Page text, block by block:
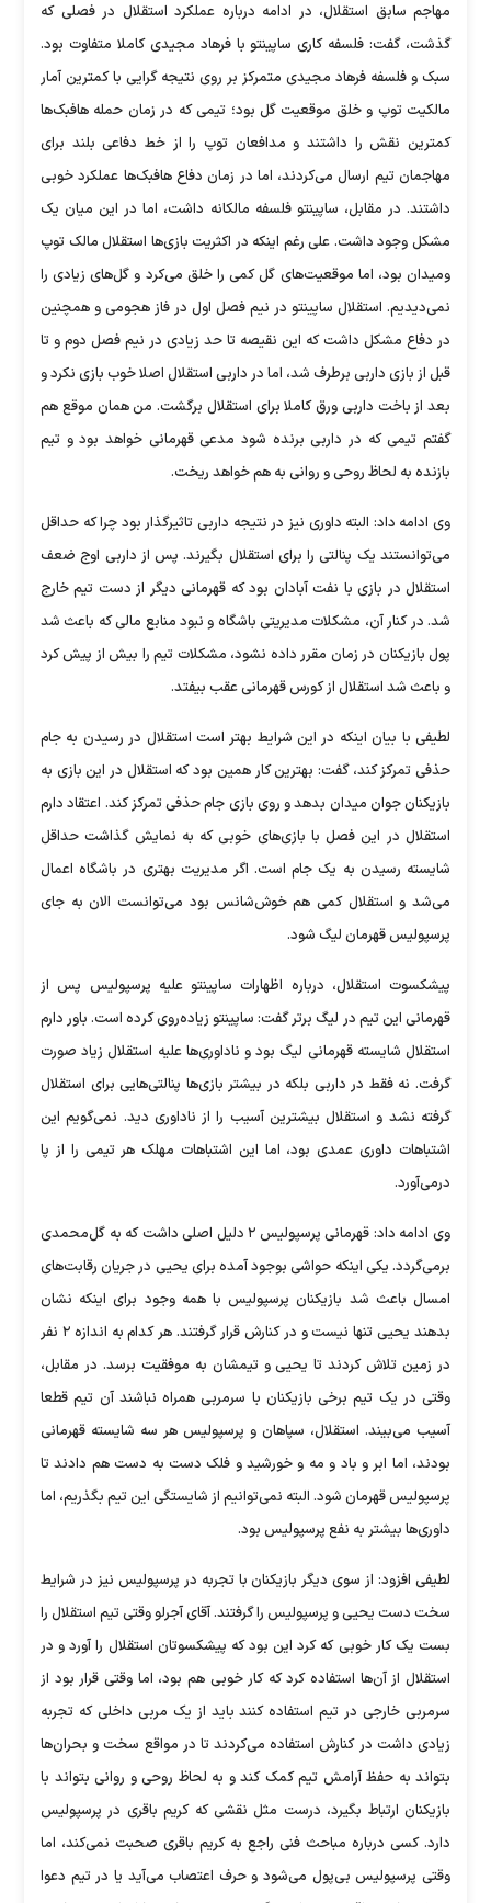
مهاجم سابق استقلال، در ادامه درباره عملکرد استقلال در فصلی که
گذشت، گفت: فلسفه کاری ساپینتو با فرهاد مجیدی کاملا متفاوت بود.
سبک و فلسفه فرهاد مجیدی متمرکز بر روی نتیجه گرایی با کمترین آمار
مالکیت توپ و خلق موقعیت گل بود؛ تیمی که در زمان حمله هافبک‌ها
کمترین نقش را داشتند و مدافعان توپ را از خط دفاعی بلند برای
مهاجمان تیم ارسال می‌کردند، اما در زمان دفاع هافبک‌ها عملکرد خوبی
داشتند. در مقابل، ساپینتو فلسفه مالکانه داشت، اما در این میان یک
مشکل وجود داشت. علی رغم اینکه در اکثریت بازی‌ها استقلال مالک توپ
ومیدان بود، اما موقعیت‌های گل کمی را خلق می‌کرد و گل‌های زیادی را
نمی‌دیدیم. استقلال ساپینتو در نیم فصل اول در فاز هجومی و همچنین
در دفاع مشکل داشت که این نقیصه تا حد زیادی در نیم فصل دوم و تا
قبل از بازی داربی برطرف شد، اما در داربی استقلال اصلا خوب بازی نکرد و
بعد از باخت داربی ورق کاملا برای استقلال برگشت. من همان موقع هم
گفتم تیمی که در داربی برنده شود مدعی قهرمانی خواهد بود و تیم
بازنده به لحاظ روحی و روانی به هم خواهد ریخت.
وی ادامه داد: البته داوری نیز در نتیجه داربی تاثیرگذار بود چرا که حداقل
می‌توانستند یک پنالتی را برای استقلال بگیرند. پس از داربی اوج ضعف
استقلال در بازی با نفت آبادان بود که قهرمانی دیگر از دست تیم خارج
شد. در کنار آن، مشکلات مدیریتی باشگاه و نبود منابع مالی که باعث شد
پول بازیکنان در زمان مقرر داده نشود، مشکلات تیم را بیش از پیش کرد
و باعث شد استقلال از کورس قهرمانی عقب بیفتد.
لطیفی با بیان اینکه در این شرایط بهتر است استقلال در رسیدن به جام
حذفی تمرکز کند، گفت: بهترین کار همین بود که استقلال در این بازی به
بازیکنان جوان میدان بدهد و روی بازی جام حذفی تمرکز کند. اعتقاد دارم
استقلال در این فصل با بازی‌های خوبی که به نمایش گذاشت حداقل
شایسته رسیدن به یک جام است. اگر مدیریت بهتری در باشگاه اعمال
می‌شد و استقلال کمی هم خوش‌شانس بود می‌توانست الان به جای
پرسپولیس قهرمان لیگ شود.
پیشکسوت استقلال، درباره اظهارات ساپینتو علیه پرسپولیس پس از
قهرمانی این تیم در لیگ برتر گفت: ساپینتو زیاده‌روی کرده است. باور دارم
استقلال شایسته قهرمانی لیگ بود و ناداوری‌ها علیه استقلال زیاد صورت
گرفت. نه فقط در داربی بلکه در بیشتر بازی‌ها پنالتی‌هایی برای استقلال
گرفته نشد و استقلال بیشترین آسیب را از ناداوری دید. نمی‌گویم این
اشتباهات داوری عمدی بود، اما این اشتباهات مهلک هر تیمی را از پا
درمی‌آورد.
وی ادامه داد: قهرمانی پرسپولیس ۲ دلیل اصلی داشت که به گل‌محمدی
برمی‌گردد. یکی اینکه حواشی بوجود آمده برای یحیی در جریان رقابت‌های
امسال باعث شد بازیکنان پرسپولیس با همه وجود برای اینکه نشان
بدهند یحیی تنها نیست و در کنارش قرار گرفتند. هر کدام به اندازه ۲ نفر
در زمین تلاش کردند تا یحیی و تیمشان به موفقیت برسد. در مقابل،
وقتی در یک تیم برخی بازیکنان با سرمربی همراه نباشند آن تیم قطعا
آسیب می‌بیند. استقلال، سپاهان و پرسپولیس هر سه شایسته قهرمانی
بودند، اما ابر و باد و مه و خورشید و فلک دست به دست هم دادند تا
پرسپولیس قهرمان شود. البته نمی‌توانیم از شایستگی این تیم بگذریم، اما
داوری‌ها بیشتر به نفع پرسپولیس بود.
لطیفی افزود: از سوی دیگر بازیکنان با تجربه در پرسپولیس نیز در شرایط
سخت دست یحیی و پرسپولیس را گرفتند. آقای آجرلو وقتی تیم استقلال را
بست یک کار خوبی که کرد این بود که پیشکسوتان استقلال را آورد و در
استقلال از آن‌ها استفاده کرد که کار خوبی هم بود، اما وقتی قرار بود از
سرمربی خارجی در تیم استفاده کنند باید از یک مربی داخلی که تجربه
زیادی داشت در کنارش استفاده می‌کردند تا در مواقع سخت و بحران‌ها
بتواند به حفظ آرامش تیم کمک کند و به لحاظ روحی و روانی بتواند با
بازیکنان ارتباط بگیرد، درست مثل نقشی که کریم باقری در پرسپولیس
دارد. کسی درباره مباحث فنی راجع به کریم باقری صحبت نمی‌کند، اما
وقتی پرسپولیس بی‌پول می‌شود و حرف اعتصاب می‌آید یا در تیم دعوا